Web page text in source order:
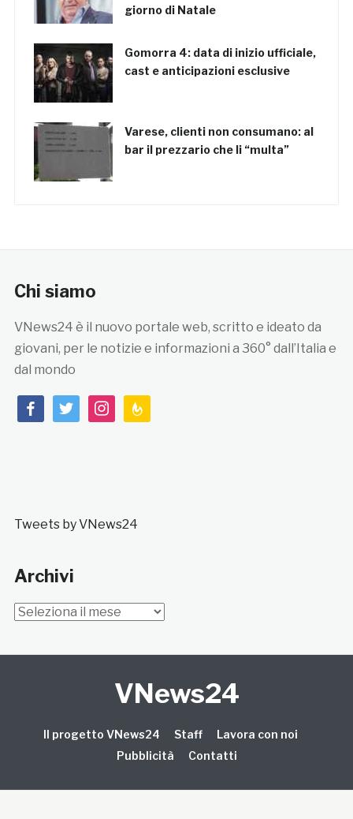
giorno di Natale
Gomorra 4: data di inizio ufficiale,
cast e anticipazioni esclusive
Varese, clienti non consumano: al
bar il prezzario che li “multa”
Chi siamo
VNews24 è il nuovo portale web, scritto e ideato da
giovani, per le notizie e informazioni a 360° dall’Italia e
dal mondo
facebooktwitterinstagramfeedburner
Tweets by VNews24
Archivi
Archivi
VNews24
Il progetto VNews24 Staff
Lavora con noi
Pubblicità
Contatti